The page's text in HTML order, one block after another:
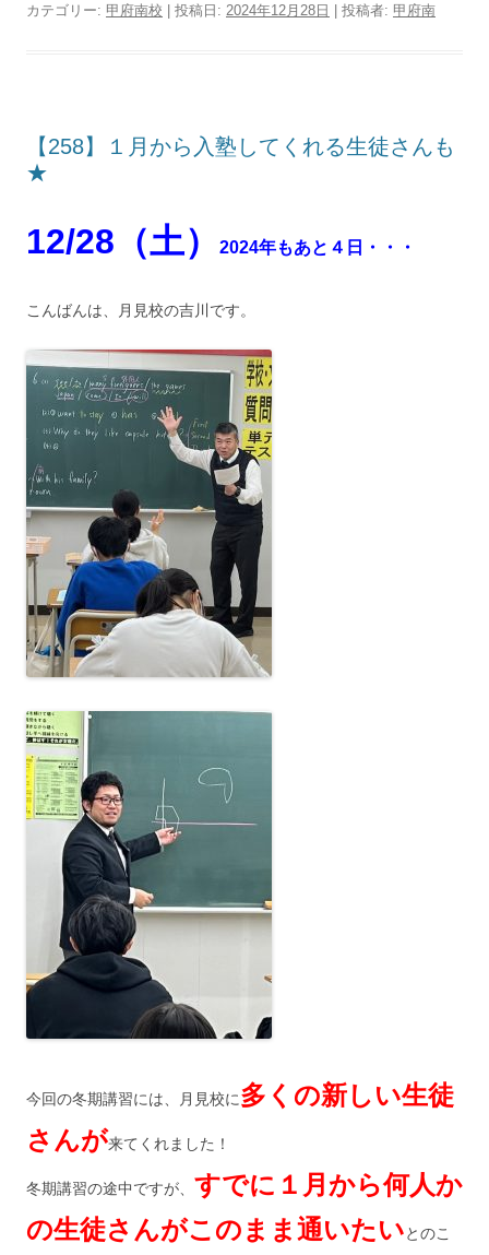
カテゴリー: 甲府南校 | 投稿日: 2024年12月28日 投稿者: 甲府南
【258】１月から入塾してくれる生徒さんも
★
12/28（土） 2024年もあと４日・・・
こんばんは、月見校の吉川です。
今回の冬期講習には、月見校に多くの新しい生徒
さんが来てくれました！
冬期講習の途中ですが、 すでに１月から何人か
の生徒さんがこのまま通いたいとのこ